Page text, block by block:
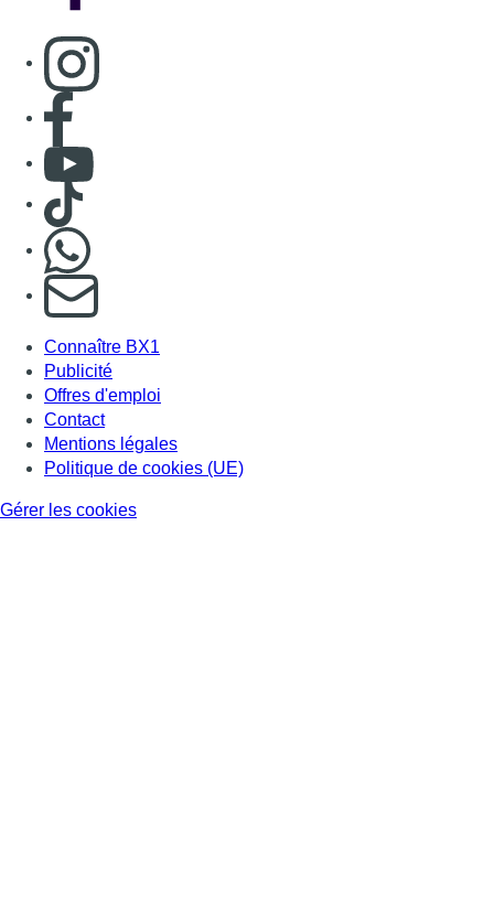
Consulter page Instagram
Consulter page Facebook
Consulter Youtube
Consulter TikTok
S'abonner à notre newsletter
Connaître BX1
Publicité
Offres d'emploi
Contact
Mentions légales
Politique de cookies (UE)
Gérer les cookies